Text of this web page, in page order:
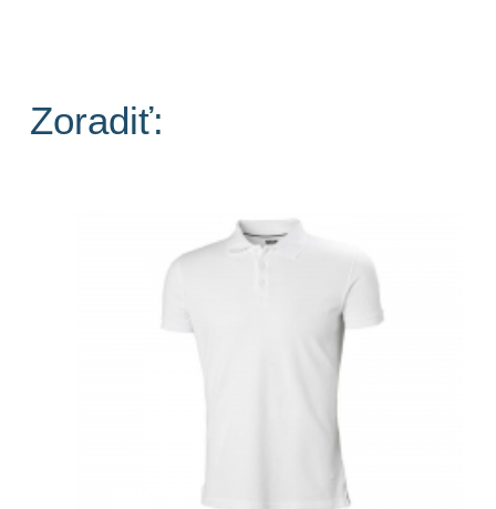
Zoradiť: